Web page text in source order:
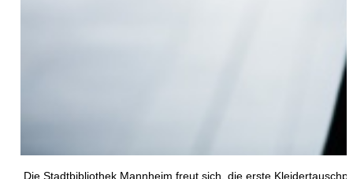
Die Stadtbibliothek Mannheim freut sich, die erste